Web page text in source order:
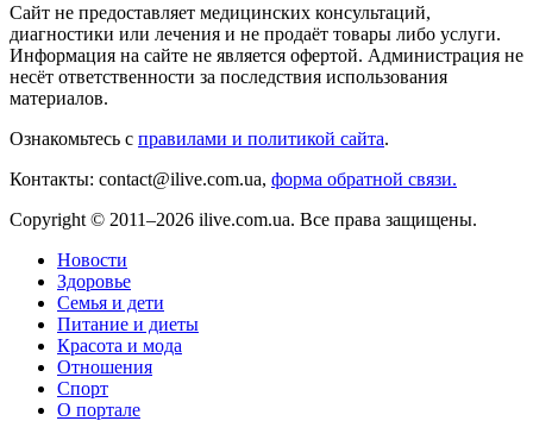
Сайт не предоставляет медицинских консультаций,
диагностики или лечения и не продаёт товары либо услуги.
Информация на сайте не является офертой. Администрация не
несёт ответственности за последствия использования
материалов.
Ознакомьтесь с правилами и политикой сайта.
Контакты: contact@ilive.com.ua, форма обратной связи.
Copyright © 2011–2026 ilive.com.ua. Все права защищены.
Новости
Здоровье
Семья и дети
Питание и диеты
Красота и мода
Отношения
Спорт
О портале